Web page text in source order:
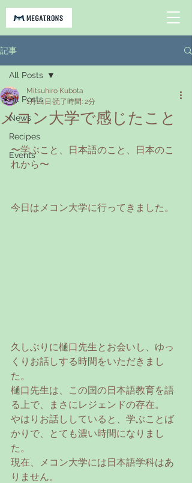
記事
All Posts
News
Recipes
Events
All Posts
メコン大学で感じたこと
Mitsuhiro Kubota
1月24日 読了時間: 2分
〜学ぶこと、日本語のこと、日本のこ
れから〜
今日はメコン大学に行ってきました。
久しぶりに樋口先生とお会いし、ゆっ
くりお話しする時間をいただきまし
た。
樋口先生は、この国の日本語教育を語
る上で、まさにレジェンドの存在。
やはりお話ししていると、学ぶことば
かりで、とても濃い時間になりまし
た。
現在、メコン大学には日本語学科はあ
りません。